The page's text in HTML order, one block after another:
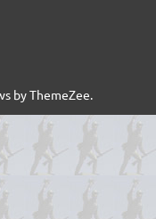
by ThemeZee.